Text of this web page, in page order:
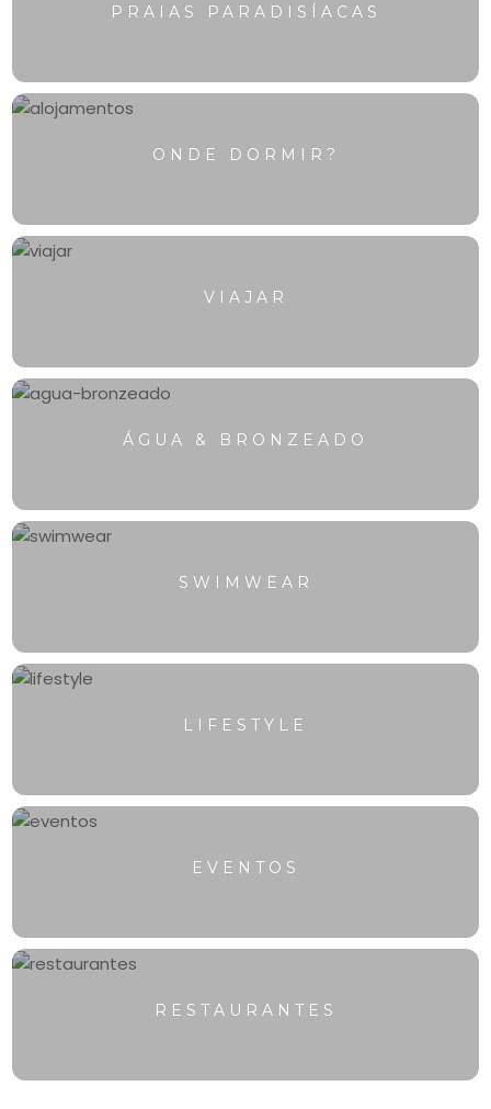
Falem
💬
PRAIAS PARADISÍACAS
ONDE DORMIR?
VIAJAR
ÁGUA & BRONZEADO
SWIMWEAR
LIFESTYLE
EVENTOS
RESTAURANTES